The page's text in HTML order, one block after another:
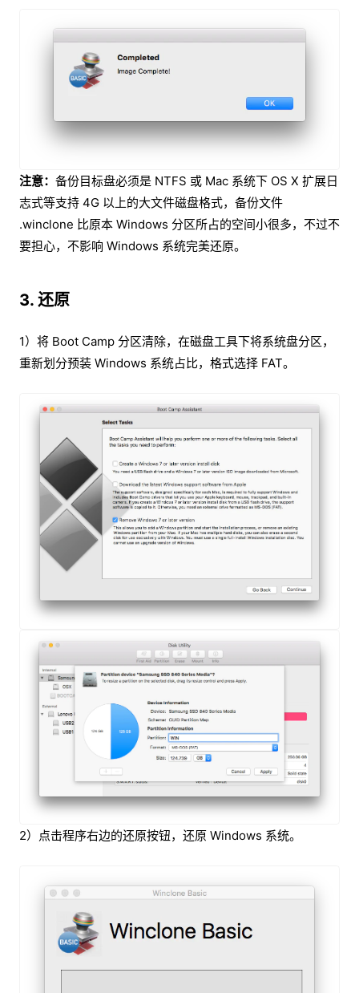
注意： 备份目标盘必须是 NTFS 或 Mac 系统下 OS X 扩展日
志式等支持 4G 以上的大文件磁盘格式，备份文件
.winclone 比原本 Windows 分区所占的空间小很多，不过不
要担心，不影响 Windows 系统完美还原。
3. 还原
1）将 Boot Camp 分区清除，在磁盘工具下将系统盘分区，
重新划分预装 Windows 系统占比，格式选择 FAT。
2）点击程序右边的还原按钮，还原 Windows 系统。